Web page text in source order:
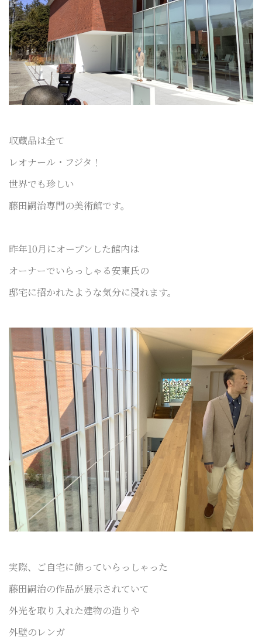
収蔵品は全て
レオナール・フジタ！
世界でも珍しい
藤田嗣治専門の美術館です。
昨年10月にオープンした館内は
オーナーでいらっしゃる安東氏の
邸宅に招かれたような気分に浸れます。
実際、ご自宅に飾っていらっしゃった
藤田嗣治の作品が展示されていて
外光を取り入れた建物の造りや
外壁のレンガ